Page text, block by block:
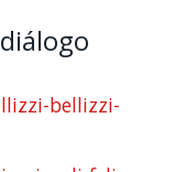
bellizzi-